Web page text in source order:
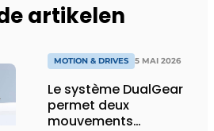
artikelen
MOTION & DRIVES 5 MAI 2026
Le système DualGear
permet deux
mouvements